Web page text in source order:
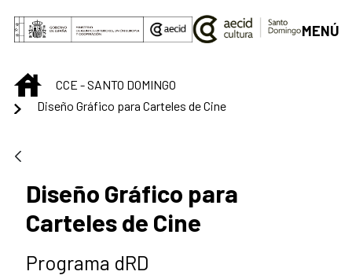
Saltar al contenido principal
MENÚ
INICIOCCE - SANTO DOMINGO
Diseño Gráfico para Carteles de Cine
Diseño Gráfico para
Carteles de Cine
Programa dRD